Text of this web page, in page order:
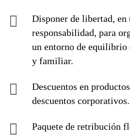
Disponer de libertad, en
responsabilidad, para
un entorno de
y familiar.
Descuentos en
descuentos corporativos.
Paquete de retribución